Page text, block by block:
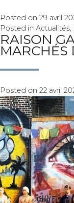
Posted on 29 avril
Posted in Actualités,
RAISON
MARCHÉS
Posted on 22 avril